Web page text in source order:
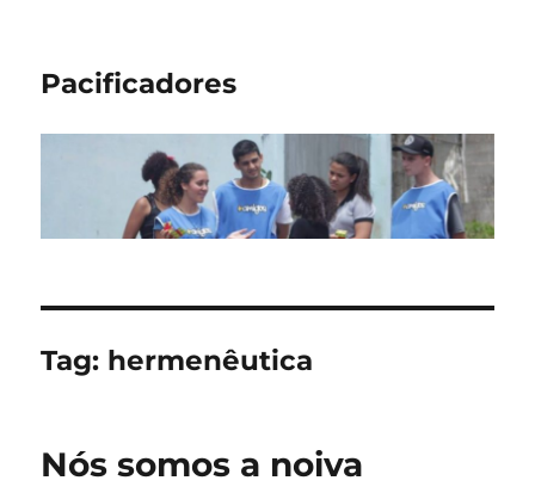
Pacificadores
Tag: hermenêutica
Nós somos a noiva